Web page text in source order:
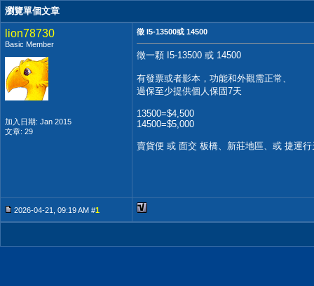
瀏覽單個文章
lion78730
Basic Member
加入日期: Jan 2015
文章: 29
徵 I5-13500或 14500
徵一顆 I5-13500 或 14500
有發票或者影本，功能和外觀需正常、
過保至少提供個人保固7天
13500=$4,500
14500=$5,000
賣貨便 或 面交 板橋、新莊地區、或 捷運行
2026-04-21, 09:19 AM #1